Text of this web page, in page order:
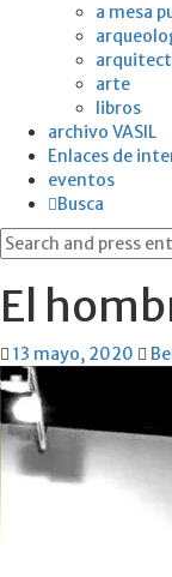
a mesa
arte
libros
archivo VASIL
Enlaces de
eventos
Busca
Search
for:
El
13 mayo, 2020